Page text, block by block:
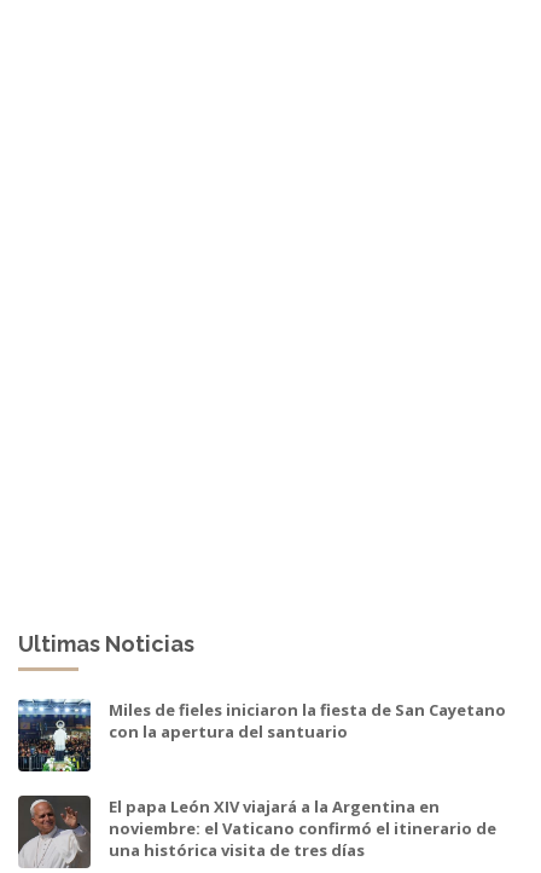
Ultimas Noticias
Miles de fieles iniciaron la fiesta de San Cayetano
con la apertura del santuario
El papa León XIV viajará a la Argentina en
noviembre: el Vaticano confirmó el itinerario de
una histórica visita de tres días